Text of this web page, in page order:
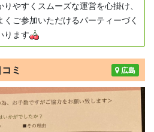
りやすくスムーズな運営を心掛け、
くご参加いただけるパーティーづく
ります
広島
ミ